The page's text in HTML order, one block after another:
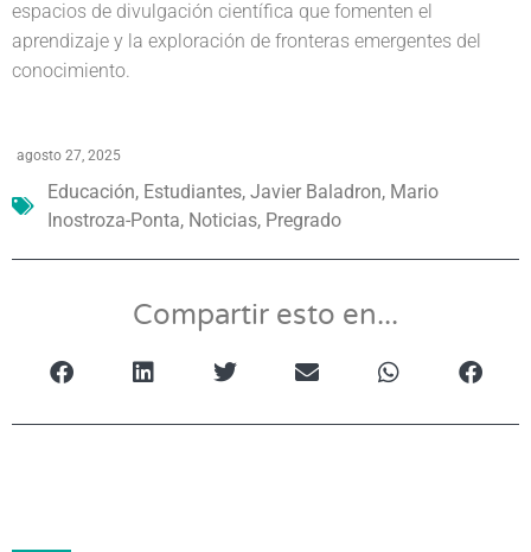
espacios de divulgación científica que fomenten el
aprendizaje y la exploración de fronteras emergentes del
conocimiento.
agosto 27, 2025
Educación, Estudiantes, Javier Baladron, Mario
Inostroza-Ponta, Noticias, Pregrado
Compartir esto en...